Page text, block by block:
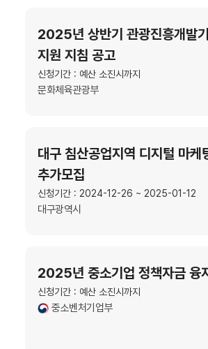
2025년 상반기 관광진흥개발
지원 지침 공고
신청기간 : 예산 소진시까지
문화체육관광부
대구 침산공업지역 디지털 마케
추가모집
신청기간 : 2024-12-26 ~ 2025-01-12
대구광역시
2025년 중소기업 정책자금 융
신청기간 : 예산 소진시까지
중소벤처기업부